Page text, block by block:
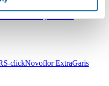
clickNovoflor ExtraGaris